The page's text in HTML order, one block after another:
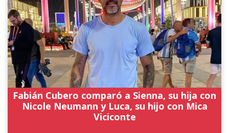
Fabián Cubero comparó a Sienna, su hija con
Nicole Neumann y Luca, su hijo con Mica
Viciconte